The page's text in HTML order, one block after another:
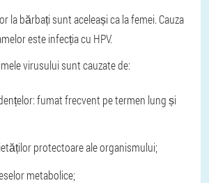
la bărbați sunt aceleași ca la femei. Cauza
este infecția cu HPV.
virusului sunt cauzate de:
fumat frecvent pe termen lung și
protectoare ale organismului;
metabolice;